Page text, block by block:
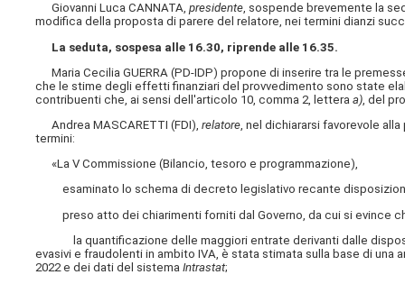
Giovanni Luca CANNATA,presidente, sospende brevemente la
modifica della proposta di parere del relatore, nei termini dianzi
La seduta, sospesa alle 16.30, riprende alle 16.35.
Maria Cecilia GUERRA (PD-IDP) propone di inserire tra le
che le stime degli effetti finanziari del provvedimento sono state
contribuenti che, ai sensi dell'articolo 10, comma 2, letteraa) , del
Andrea MASCARETTI (FDI),relatore, nel dichiararsi favorevole
termini:
«La V Commissione (Bilancio, tesoro e programmazione),
esaminato lo schema di decreto legislativo recante
preso atto dei chiarimenti forniti dal Governo, da cui si evince
la quantificazione delle maggiori entrate derivanti dalle
evasivi e fraudolenti in ambito IVA, è stata stimata sulla base di
2022 e dei dati del sistemaIntrastat;